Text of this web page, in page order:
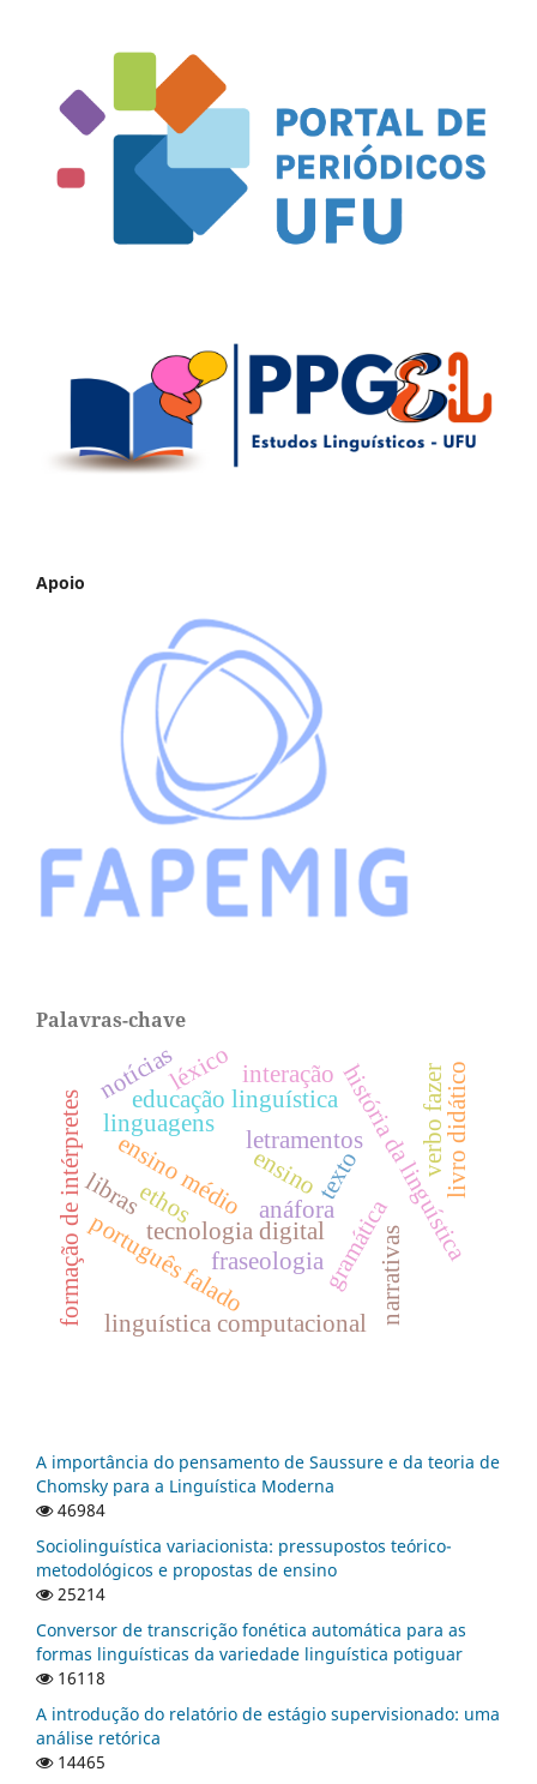
Apoio
Palavras-chave
linguagens
letramentos
ensino
tecnologia digitalgramática
história da linguística
português falado
texto
educação linguística
formação de intérpretes narrativas
interação verbo fazer
anáfora
livro didático
ensino médio
ethos
fraseologia
léxico
libras
notícias
linguística computacional
A importância do pensamento de Saussure e da teoria de
Chomsky para a Linguística Moderna
46984
Sociolinguística variacionista: pressupostos teórico-
metodológicos e propostas de ensino
25214
Conversor de transcrição fonética automática para as
formas linguísticas da variedade linguística potiguar
16118
A introdução do relatório de estágio supervisionado: uma
análise retórica
14465